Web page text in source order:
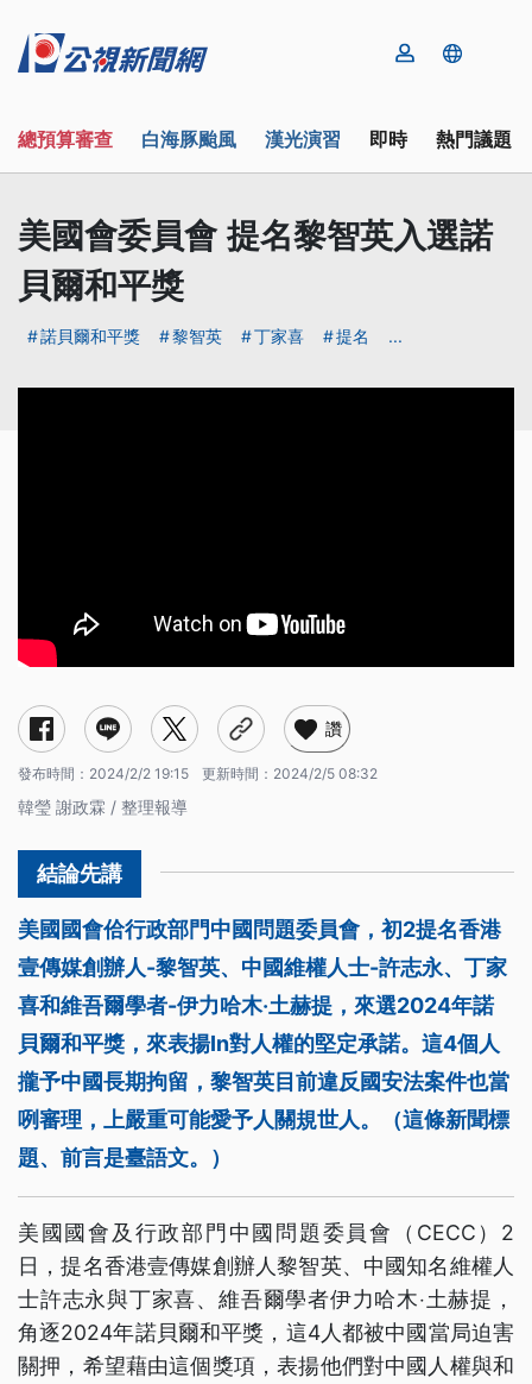
總預算審查 白海豚颱風 漢光演習 即時 熱門議題
美國會委員會 提名黎智英入選諾
貝爾和平獎
諾貝爾和平獎 黎智英 丁家喜 提名 ...
讚
發布時間： 2024/2/2 19:15 更新時間： 2024/2/5 08:32
韓瑩 謝政霖 / 整理報導
美國國會佮行政部門中國問題委員會，初2提名香港
壹傳媒創辦人-黎智英、中國維權人士-許志永、丁家
喜和維吾爾學者-伊力哈木‧土赫提，來選2024年諾
貝爾和平獎，來表揚In對人權的堅定承諾。這4個人
攏予中國長期拘留，黎智英目前違反國安法案件也當
咧審理，上嚴重可能愛予人關規世人。（這條新聞標
題、前言是臺語文。）
美國國會及行政部門中國問題委員會（CECC）2
日，提名香港壹傳媒創辦人黎智英、中國知名維權人
士許志永與丁家喜、維吾爾學者伊力哈木‧土赫提，
角逐2024年諾貝爾和平獎，這4人都被中國當局迫害
關押，希望藉由這個獎項，表揚他們對中國人權與和